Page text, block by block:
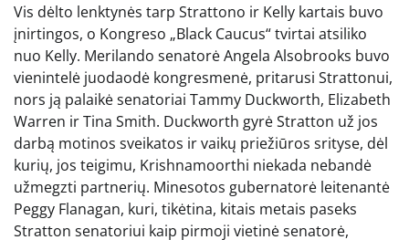
Vis dėlto lenktynės tarp Strattono ir Kelly kartais buvo
įnirtingos, o Kongreso „Black Caucus“ tvirtai atsiliko
nuo Kelly. Merilando senatorė Angela Alsobrooks buvo
vienintelė juodaodė kongresmenė, pritarusi Strattonui,
nors ją palaikė senatoriai Tammy Duckworth, Elizabeth
Warren ir Tina Smith. Duckworth gyrė Stratton už jos
darbą motinos sveikatos ir vaikų priežiūros srityse, dėl
kurių, jos teigimu, Krishnamoorthi niekada nebandė
užmegzti partnerių. Minesotos gubernatorė leitenantė
Peggy Flanagan, kuri, tikėtina, kitais metais paseks
Stratton senatoriui kaip pirmoji vietinė senatorė,